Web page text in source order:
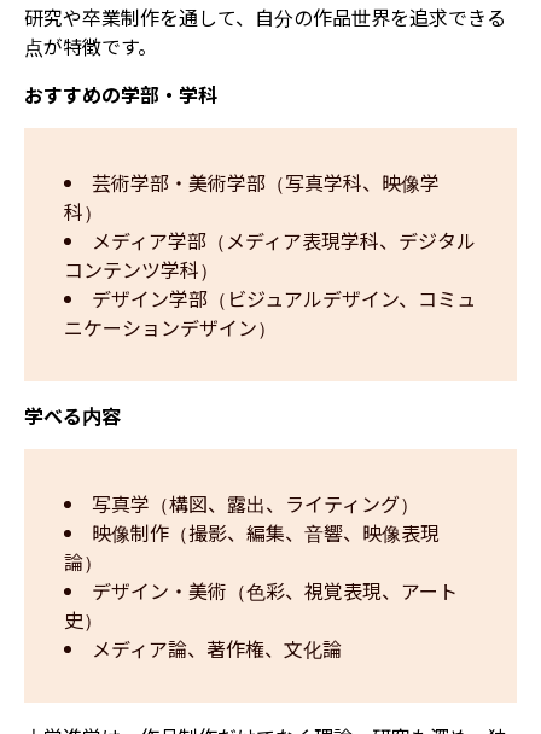
研究や卒業制作を通して、自分の作品世界を追求できる
点が特徴です。
おすすめの学部・学科
芸術学部・美術学部（写真学科、映像学
科）
メディア学部（メディア表現学科、デジタル
コンテンツ学科）
デザイン学部（ビジュアルデザイン、コミュ
ニケーションデザイン）
学べる内容
写真学（構図、露出、ライティング）
映像制作（撮影、編集、音響、映像表現
論）
デザイン・美術（色彩、視覚表現、アート
史）
メディア論、著作権、文化論